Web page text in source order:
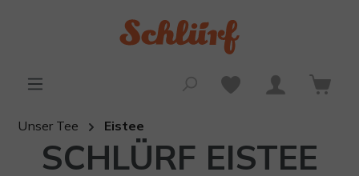
Unser Tee Eistee
SCHLÜRF EISTEE